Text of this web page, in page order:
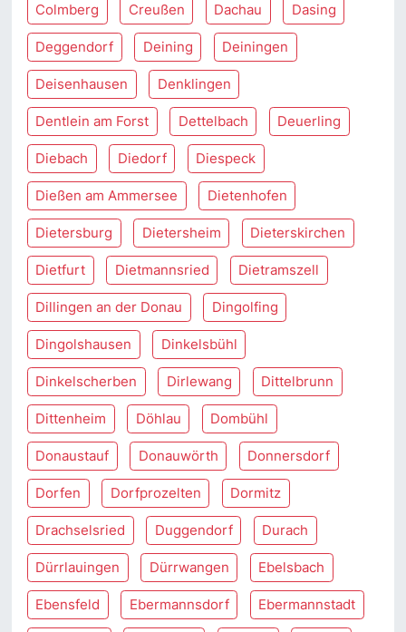
Colmberg Creußen Dachau Dasing
Deggendorf Deining Deiningen
Deisenhausen Denklingen
Dentlein am Forst Dettelbach Deuerling
Diebach Diedorf Diespeck
Dießen am Ammersee Dietenhofen
Dietersburg Dietersheim Dieterskirchen
Dietfurt Dietmannsried Dietramszell
Dillingen an der Donau Dingolfing
Dingolshausen Dinkelsbühl
Dinkelscherben Dirlewang Dittelbrunn
Dittenheim Döhlau Dombühl
Donaustauf Donauwörth Donnersdorf
Dorfen Dorfprozelten Dormitz
Drachselsried Duggendorf Durach
Dürrlauingen Dürrwangen Ebelsbach
Ebensfeld Ebermannsdorf Ebermannstadt